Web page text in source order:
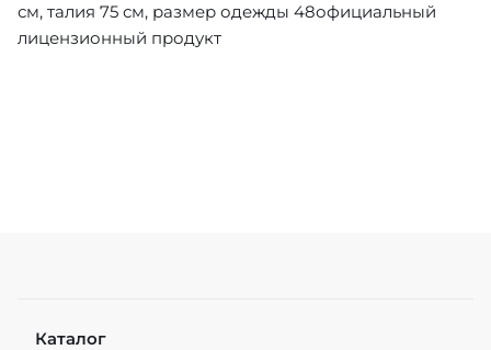
см, талия 75 см, размер одежды 48официальный
лицензионный продукт
Каталог